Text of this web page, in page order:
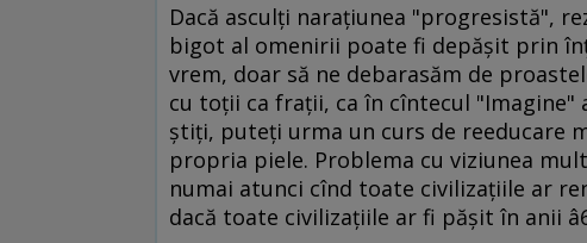
Dacă asculţi naraţiunea "progresistă",
bigot al omenirii poate fi depăşit prin
vrem, doar să ne debarasăm de
cu toţii ca fraţii, ca în cîntecul "Imagine"
ştiţi, puteţi urma un curs de reeducare
propria piele. Problema cu viziunea
numai atunci cînd toate civilizaţiile ar
dacă toate civilizaţiile ar fi păşit în anii